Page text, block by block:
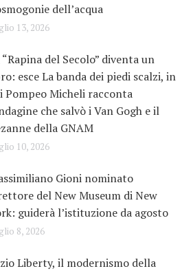
dell’acqua
13, 2026
“Rapina del Secolo” diventa un
esce La banda dei piedi scalzi, in
Pompeo Micheli racconta
che salvò i Van Gogh e il
della GNAM
10, 2026
Gioni nominato
del New Museum di New
guiderà l’istituzione da agosto
8, 2026
Liberty, il modernismo della